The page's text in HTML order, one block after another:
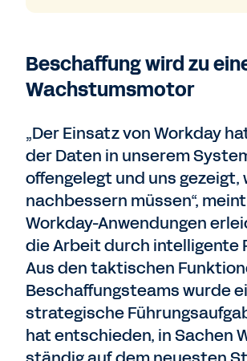
Beschaffung wird zu
Wachstumsmotor
„Der Einsatz von Workday
der Daten in unserem
offengelegt und uns gezeigt,
nachbessern müssen“, meint
Workday-Anwendungen
die Arbeit durch intelligente
Aus den taktischen
Beschaffungsteams wurde
strategische
hat entschieden, in Sachen